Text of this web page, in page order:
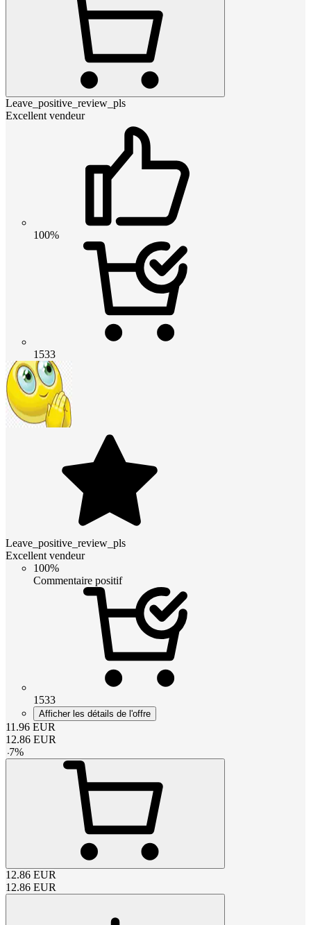
Leave_positive_review_pls
Excellent vendeur
100%
1533
Leave_positive_review_pls
Excellent vendeur
100%
Commentaire positif
1533
Afficher les détails de l'offre
11.96 EUR
12.86 EUR
-7%
12.86 EUR
12.86 EUR